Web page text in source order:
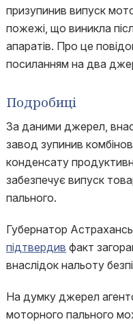
призупинив випуск
пожежі, що виникла
апаратів. Про це
посиланням на два
Подробиці
За даними джерел,
завод зупинив
конденсату
забезпечує випуск
пального.
Губернатор
підтвердив факт
внаслідок нальоту
На думку джерел
моторного пального